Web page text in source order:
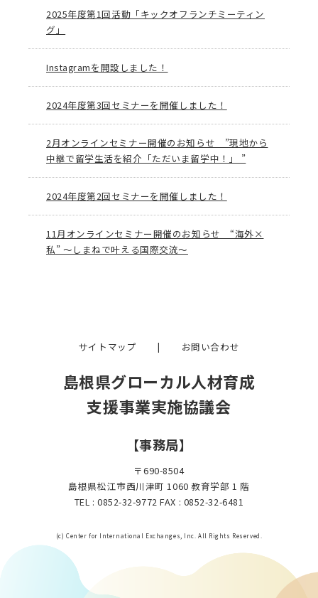
2025年度第1回活動「キックオフランチミーティン
グ」
Instagramを開設しました！
2024年度第3回セミナーを開催しました！
2月オンラインセミナー開催のお知らせ ”現地から
中継で留学生活を紹介「ただいま留学中！」 ”
2024年度第2回セミナーを開催しました！
11月オンラインセミナー開催のお知らせ “海外×
私” ～しまねで叶える国際交流～
サイトマップ | お問い合わせ
島根県グローカル人材育成
支援事業実施協議会
【事務局】
〒690-8504
島根県松江市西川津町 1060 教育学部 1 階
TEL : 0852-32-9772 FAX : 0852-32-6481
(c) Center for International Exchanges, Inc. All Rights Reserved.